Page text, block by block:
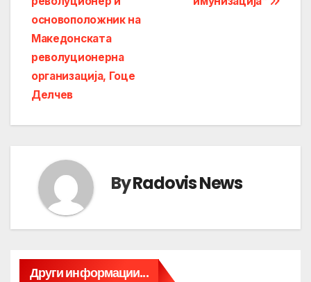
основоположник на
Македонската
револуционерна
организација, Гоце
Делчев
ByRadovis News
Други информации...